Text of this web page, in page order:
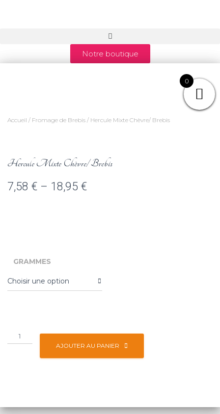
Notre boutique
Accueil / Fromage de Brebis / Hercule Mixte Chèvre/ Brebis
Hercule Mixte Chèvre/ Brebis
7,58 € – 18,95 €
GRAMMES
AJOUTER AU PANIER
0